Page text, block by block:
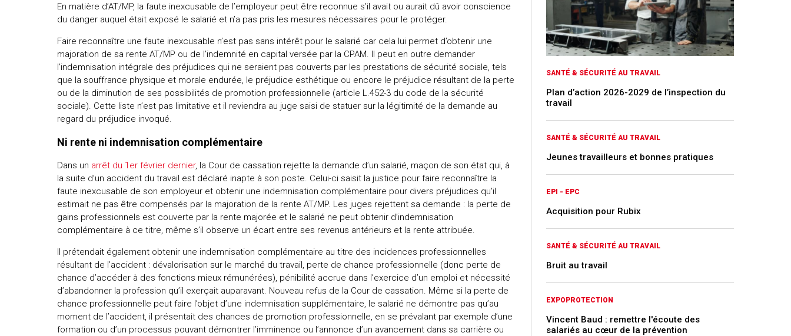
En matière d’AT/MP, la faute inexcusable de l’employeur peut être reconnue s’il avait ou aurait dû avoir conscience
du danger auquel était exposé le salarié et n’a pas pris les mesures nécessaires pour le protéger.
Faire reconnaître une faute inexcusable n’est pas sans intérêt pour le salarié car cela lui permet d’obtenir une
majoration de sa rente AT/MP ou de l’indemnité en capital versée par la CPAM. Il peut en outre demander
l’indemnisation intégrale des préjudices qui ne seraient pas couverts par les prestations de sécurité sociale, tels
que la souffrance physique et morale endurée, le préjudice esthétique ou encore le préjudice résultant de la perte
ou de la diminution de ses possibilités de promotion professionnelle (article L.452-3 du code de la sécurité
sociale). Cette liste n’est pas limitative et il reviendra au juge saisi de statuer sur la légitimité de la demande au
regard du préjudice invoqué.
Ni rente ni indemnisation complémentaire
Dans un arrêt du 1er février dernier, la Cour de cassation rejette la demande d’un salarié, maçon de son état qui, à
la suite d’un accident du travail est déclaré inapte à son poste. Celui-ci saisit la justice pour faire reconnaître la
faute inexcusable de son employeur et obtenir une indemnisation complémentaire pour divers préjudices qu'il
estimait ne pas être compensés par la majoration de la rente AT/MP. Les juges rejettent sa demande : la perte de
gains professionnels est couverte par la rente majorée et le salarié ne peut obtenir d’indemnisation
complémentaire à ce titre, même s’il observe un écart entre ses revenus antérieurs et la rente attribuée.
Il prétendait également obtenir une indemnisation complémentaire au titre des incidences professionnelles
résultant de l’accident : dévalorisation sur le marché du travail, perte de chance professionnelle (donc perte de
chance d’accéder à des fonctions mieux rémunérées), pénibilité accrue dans l’exercice d’un emploi et nécessité
d’abandonner la profession qu’il exerçait auparavant. Nouveau refus de la Cour de cassation. Même si la perte de
chance professionnelle peut faire l’objet d’une indemnisation supplémentaire, le salarié ne démontre pas qu’au
moment de l’accident, il présentait des chances de promotion professionnelle, en se prévalant par exemple d’une
formation ou d’un processus pouvant démontrer l’imminence ou l’annonce d’un avancement dans sa carrière ou
SANTÉ & SÉCURITÉ AU TRAVAIL
Plan d’action 2026-2029 de l’inspection du
travail
SANTÉ & SÉCURITÉ AU TRAVAIL
Jeunes travailleurs et bonnes pratiques
EPI - EPC
Acquisition pour Rubix
SANTÉ & SÉCURITÉ AU TRAVAIL
Bruit au travail
EXPOPROTECTION
Vincent Baud : remettre l'écoute des
salariés au cœur de la prévention